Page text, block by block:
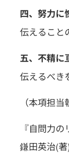
四、努力に
伝えること
五、不精に
伝えるべき
（本項担
『自問力の
鎌田英治(